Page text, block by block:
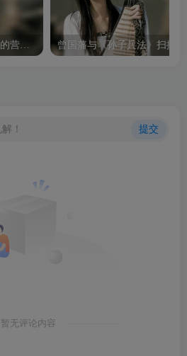
【陆文勇】荣昌E袋洗衣的营销模式
！ 提交
暂无评论内容